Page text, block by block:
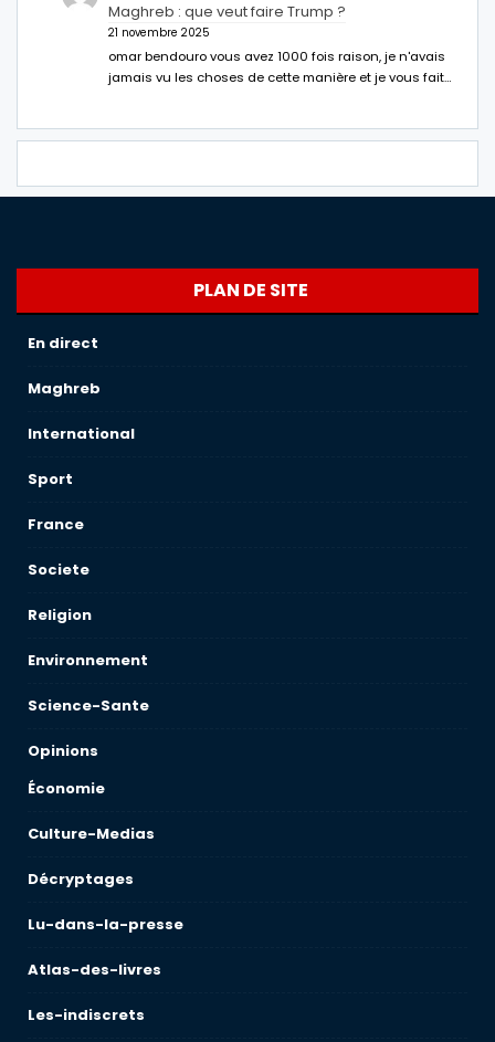
Maghreb : que veut faire Trump ?
21 novembre 2025
omar bendouro vous avez 1000 fois raison, je n'avais
jamais vu les choses de cette manière et je vous fait…
PLAN DE SITE
En direct
Maghreb
International
Sport
France
Societe
Religion
Environnement
Science-Sante
Opinions
Économie
Culture-Medias
Décryptages
Lu-dans-la-presse
Atlas-des-livres
Les-indiscrets